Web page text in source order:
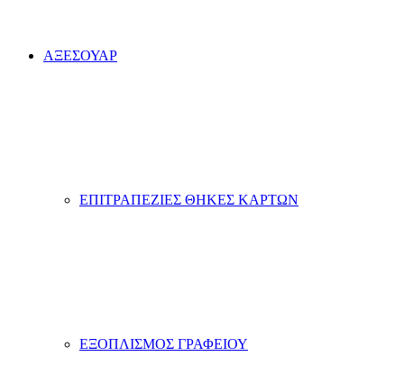
ΑΞΕΣΟΥΑΡ
ΕΠΙΤΡΑΠΕΖΙΕΣ ΘΗΚΕΣ ΚΑΡΤΩΝ
ΕΞΟΠΛΙΣΜΟΣ ΓΡΑΦΕΙΟΥ